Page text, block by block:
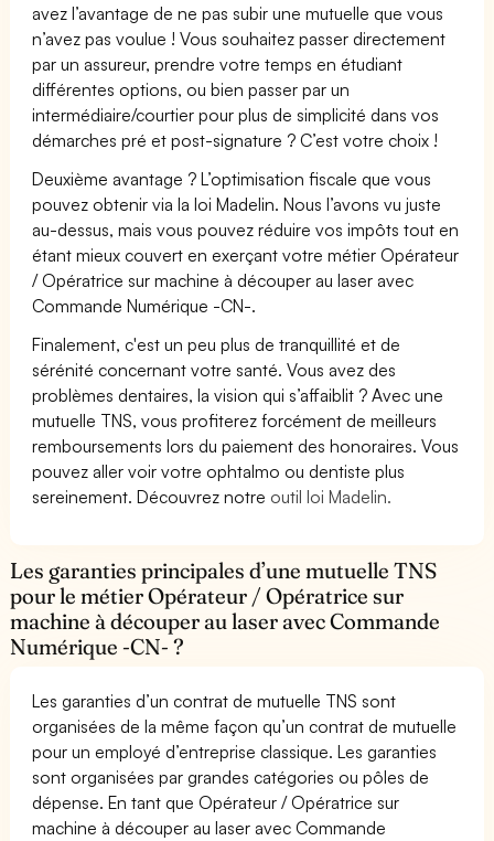
avez l’avantage de ne pas subir une mutuelle que vous
n’avez pas voulue ! Vous souhaitez passer directement
par un assureur, prendre votre temps en étudiant
différentes options, ou bien passer par un
intermédiaire/courtier pour plus de simplicité dans vos
démarches pré et post-signature ? C’est votre choix !
Deuxième avantage ? L’optimisation fiscale que vous
pouvez obtenir via la loi Madelin. Nous l’avons vu juste
au-dessus, mais vous pouvez réduire vos impôts tout en
étant mieux couvert en exerçant votre métier Opérateur
/ Opératrice sur machine à découper au laser avec
Commande Numérique -CN-.
Finalement, c'est un peu plus de tranquillité et de
sérénité concernant votre santé. Vous avez des
problèmes dentaires, la vision qui s’affaiblit ? Avec une
mutuelle TNS, vous profiterez forcément de meilleurs
remboursements lors du paiement des honoraires. Vous
pouvez aller voir votre ophtalmo ou dentiste plus
sereinement. Découvrez notre outil loi Madelin.
Les garanties principales d’une mutuelle TNS
pour le métier Opérateur / Opératrice sur
machine à découper au laser avec Commande
Numérique -CN- ?
Les garanties d’un contrat de mutuelle TNS sont
organisées de la même façon qu’un contrat de mutuelle
pour un employé d’entreprise classique. Les garanties
sont organisées par grandes catégories ou pôles de
dépense. En tant que Opérateur / Opératrice sur
machine à découper au laser avec Commande